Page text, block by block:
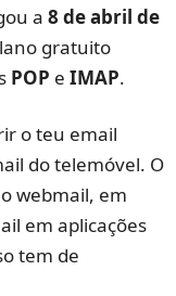
a 8 de abril de
gratuito
POP e IMAP.
o teu email
do telemóvel. O
webmail, em
em aplicações
tem de